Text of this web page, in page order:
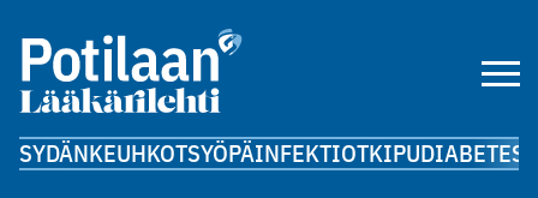
SYDÄNKEUHKOTSYÖPÄINFEKTIOTKIPUDIABETES